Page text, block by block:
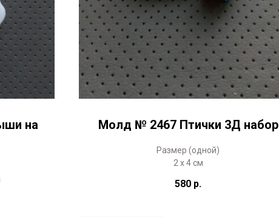
на
Молд № 2467 Птички 3Д набор
Размер (одной)
2 х 4 см
580 р.